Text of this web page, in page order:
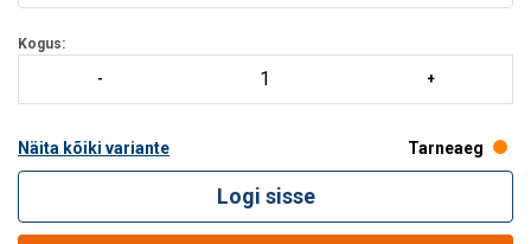
Kogus:
Näita kõiki variante Tarneaeg
Logi sisse